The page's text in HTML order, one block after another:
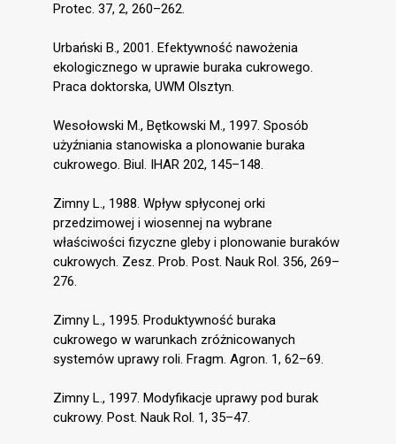
Protec. 37, 2, 260–262.
Urbański B., 2001. Efektywność nawożenia
ekologicznego w uprawie buraka cukrowego.
Praca doktorska, UWM Olsztyn.
Wesołowski M., Bętkowski M., 1997. Sposób
użyźniania stanowiska a plonowanie buraka
cukrowego. Biul. IHAR 202, 145–148.
Zimny L., 1988. Wpływ spłyconej orki
przedzimowej i wiosennej na wybrane
właściwości fizyczne gleby i plonowanie buraków
cukrowych. Zesz. Prob. Post. Nauk Rol. 356, 269–
276.
Zimny L., 1995. Produktywność buraka
cukrowego w warunkach zróżnicowanych
systemów uprawy roli. Fragm. Agron. 1, 62–69.
Zimny L., 1997. Modyfikacje uprawy pod burak
cukrowy. Post. Nauk Rol. 1, 35–47.